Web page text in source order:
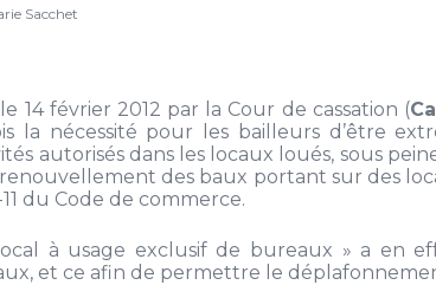
Sacchet
14 février 2012 par la Cour de cassation (
la nécessité pour les bailleurs d’être
autorisés dans les locaux loués, sous
des baux portant sur des
11 du Code de commerce.
à usage exclusif de bureaux » a en
et ce afin de permettre le